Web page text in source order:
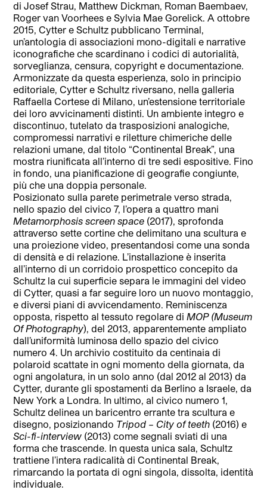
di Josef Strau, Matthew Dickman, Roman Baembaev,
Roger van Voorhees e Sylvia Mae Gorelick. A ottobre
2015, Cytter e Schultz pubblicano Terminal,
un’antologia di associazioni mono-digitali e narrative
iconografiche che scardinano i codici di autorialità,
sorveglianza, censura, copyright e documentazione.
Armonizzate da questa esperienza, solo in principio
editoriale, Cytter e Schultz riversano, nella galleria
Raffaella Cortese di Milano, un’estensione territoriale
dei loro avvicinamenti distinti. Un ambiente integro e
discontinuo, tutelato da trasposizioni analogiche,
compromessi narrativi e riletture chimeriche delle
relazioni umane, dal titolo “Continental Break”, una
mostra riunificata all’interno di tre sedi espositive. Fino
in fondo, una pianificazione di geografie congiunte,
più che una doppia personale.
Posizionato sulla parete perimetrale verso strada,
nello spazio del civico 7, l’opera a quattro mani
Metamorphosis screen space (2017), sprofonda
attraverso sette cortine che delimitano una scultura e
una proiezione video, presentandosi come una sonda
di densità e di relazione. L’installazione è inserita
all’interno di un corridoio prospettico concepito da
Schultz la cui superficie separa le immagini del video
di Cytter, quasi a far seguire loro un nuovo montaggio,
e diversi piani di avvicendamento. Reminiscenza
opposta, rispetto al tessuto regolare di MOP (Museum
Of Photography), del 2013, apparentemente ampliato
dall’uniformità luminosa dello spazio del civico
numero 4. Un archivio costituito da centinaia di
polaroid scattate in ogni momento della giornata, da
ogni angolatura, in un solo anno (dal 2012 al 2013) da
Cytter, durante gli spostamenti da Berlino a Israele, da
New York a Londra. In ultimo, al civico numero 1,
Schultz delinea un baricentro errante tra scultura e
disegno, posizionando Tripod – City of teeth (2016) e
Sci-fi-interview (2013) come segnali sviati di una
forma che trascende. In questa unica sala, Schultz
trattiene l’intera radicalità di Continental Break,
rimarcando la portata di ogni singola, dissolta, identità
individuale.